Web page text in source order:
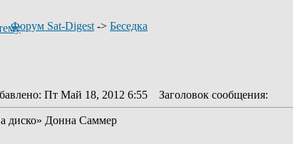
Форум Sat-Digest -> Беседка
: Пт Май 18, 2012 6:55 Заголовок сообщения:
диско» Донна Саммер